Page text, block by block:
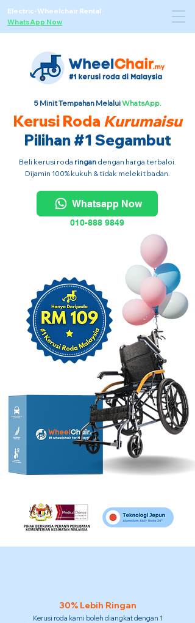
Electric-Wheelchair Rental ·
WhatsApp Now
5 Minit Tempahan MelaluiWhatsApp.
Kerusi Roda Kurumaisu
Pilihan #1 Segambut
Beli kerusi roda ringan dengan harga terbaloi.
Dijamin 100% kukuh & tidak melekit badan.
Whatsapp Now
010-888 9849
30% Lebih Ringan
Kerusi roda kami boleh diangkat dengan 1